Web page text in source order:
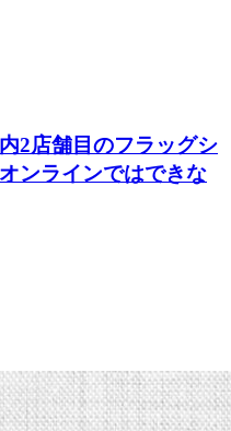
2店舗目のフラッグシ
ンラインではできな